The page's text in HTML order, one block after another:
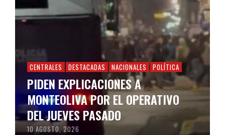
CENTRALES DESTACADAS NACIONALES POLÍTICA
PIDEN EXPLICACIONES A
MONTEOLIVA POR EL OPERATIVO
DEL JUEVES PASADO
10 AGOSTO, 2026